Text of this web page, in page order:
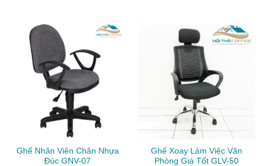
Ghế Nhân Viên Chân Nhựa
Đúc GNV-07
Ghế Xoay Làm Việc Văn
Phòng Giá Tốt GLV-50